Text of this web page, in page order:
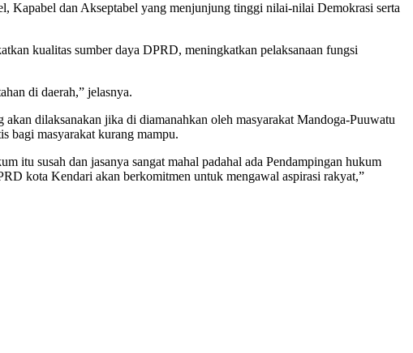
dan Akseptabel yang menjunjung tinggi nilai-nilai Demokrasi serta
kualitas sumber daya DPRD, meningkatkan pelaksanaan fungsi
di daerah,” jelasnya.
dilaksanakan jika di diamanahkan oleh masyarakat Mandoga-Puuwatu
bagi masyarakat kurang mampu.
itu susah dan jasanya sangat mahal padahal ada Pendampingan hukum
kota Kendari akan berkomitmen untuk mengawal aspirasi rakyat,”